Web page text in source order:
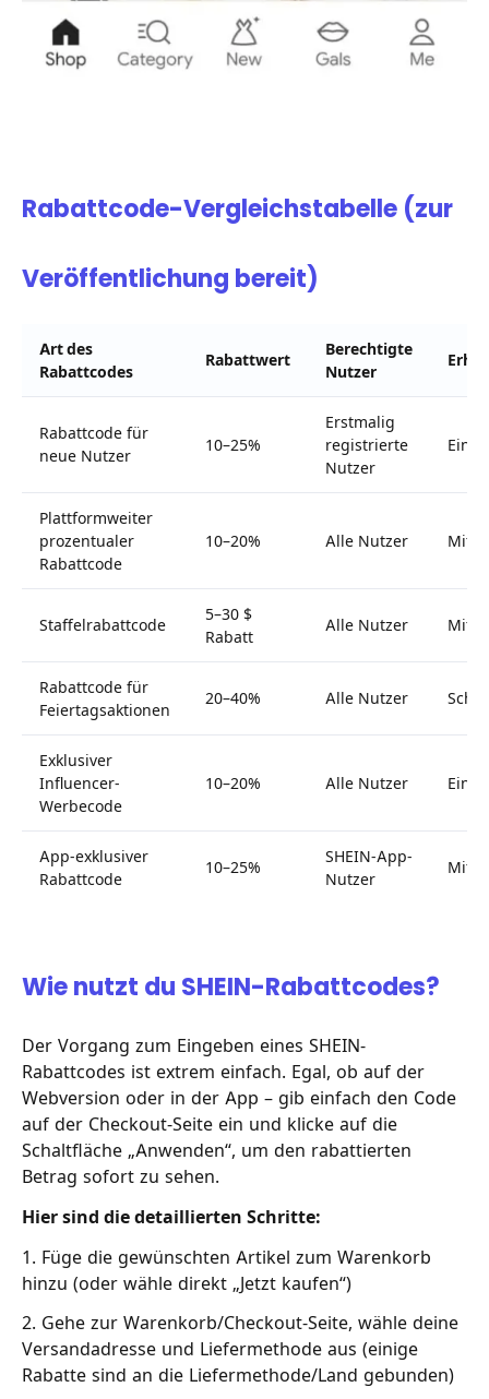
Rabattcode-Vergleichstabelle (zur
Veröffentlichung bereit)
Art des
Rabattcodes
Rabattwert
Berechtigte
Nutzer
Rabattcode für
neue Nutzer
10–25%
Erstmalig
registrierte
Nutzer
Plattformweiter
prozentualer
Rabattcode
10–20% Alle Nutzer Mittel
Staffelrabattcode
5–30 $
Rabatt
Alle Nutzer Mittel
Rabattcode für
Feiertagsaktionen
20–40% Alle Nutzer
Exklusiver
Influencer-
Werbecode
10–20% Alle Nutzer
App-exklusiver
Rabattcode
10–25%
SHEIN-App-
Nutzer
Mittel
Wie nutzt du SHEIN-Rabattcodes?
Der Vorgang zum Eingeben eines SHEIN-
Rabattcodes ist extrem einfach. Egal, ob auf der
Webversion oder in der App – gib einfach den Code
auf der Checkout-Seite ein und klicke auf die
Schaltfläche „Anwenden“, um den rabattierten
Betrag sofort zu sehen.
Hier sind die detaillierten Schritte:
1. Füge die gewünschten Artikel zum Warenkorb
hinzu (oder wähle direkt „Jetzt kaufen“)
2. Gehe zur Warenkorb/Checkout-Seite, wähle deine
Versandadresse und Liefermethode aus (einige
Rabatte sind an die Liefermethode/Land gebunden)